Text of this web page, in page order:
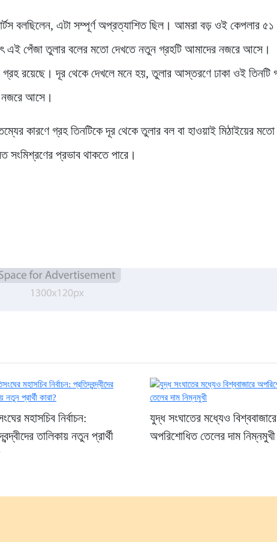
বলছিলেন, এটা সম্পূর্ণ অপ্রত্যাশিত ছিল। আমরা বড় ওই কেপলার
এই পেঁজা তুলার বলের মতো দেখতে নতুন গ্রহটি আমাদের নজরে আসে।
গ্রহ রয়েছে। দূর থেকে দেখলে মনে হয়, তুলার আস্তরণে ঢাকা ওই তিনটি
নজরে আসে।
কারণে গ্রহ তিনটিকে দূর থেকে তুলার বল বা হাওয়াই মিঠাইয়ের মতো
সংমিশ্রণের প্রভাব থাকতে পারে।
মহাসচিব নির্বাচন:
তালিকায় নতুন প্রার্থী
যুদ্ধ সংঘাতের মধ্যেও বিশ্ববাজারে
অপরিশোধিত তেলের দাম নিম্নমুখী